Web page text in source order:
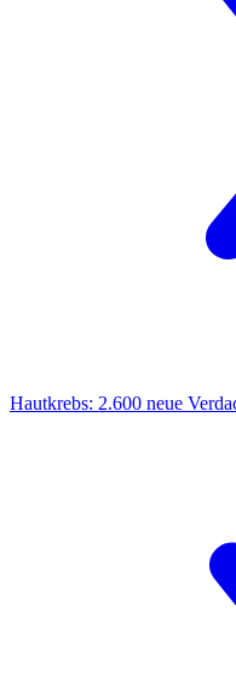
Hautkrebs: 2.600 neue